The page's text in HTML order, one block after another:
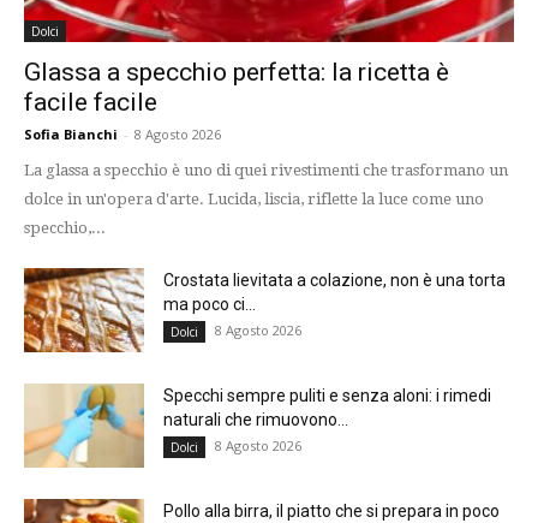
Dolci
Glassa a specchio perfetta: la ricetta è
facile facile
Sofia Bianchi - 8 Agosto 2026
La glassa a specchio è uno di quei rivestimenti che trasformano un
dolce in un'opera d'arte. Lucida, liscia, riflette la luce come uno
specchio,...
Crostata lievitata a colazione, non è una torta
ma poco ci...
Dolci 8 Agosto 2026
Specchi sempre puliti e senza aloni: i rimedi
naturali che rimuovono...
Dolci 8 Agosto 2026
Pollo alla birra, il piatto che si prepara in poco